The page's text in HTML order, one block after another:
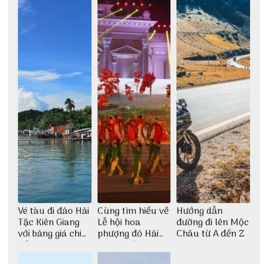
Vé tàu đi đảo Hải
Tặc Kiên Giang
với bảng giá chi
tiết
Cùng tìm hiểu về
Lễ hội hoa
phượng đỏ Hải
Phòng với 3vi.vn
Hướng dẫn
đường đi lên Mộc
Châu từ A đến Z